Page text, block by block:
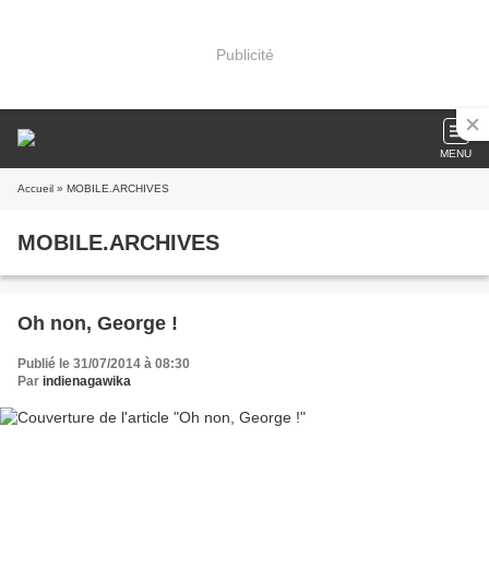
Publicité
MENU
Accueil » MOBILE.ARCHIVES
MOBILE.ARCHIVES
Oh non, George !
Publié le 31/07/2014 à 08:30
Par indienagawika